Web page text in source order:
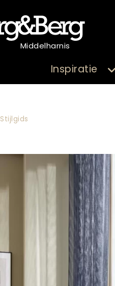
Middelharnis
Inspiratie
Stijlgids